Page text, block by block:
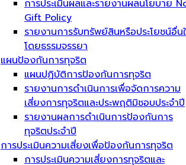
การประเมินผลและรายงานผลนโยบาย
Gift Policy
รายงานการรับทรัพย์สินหรือประโยชน์อื่น
โดยธรรมจรรยา
แผนป้องกันการทุจริต
แผนปฏิบัติการป้องกันการทุจริต
รายงานการดำเนินการเพื่อจัดการความ
เสี่ยงการทุจริตและประพฤติมิชอบประจำปี
รายงานผลการดำเนินการป้องกันการ
ทุจริตประจำปี
การประเมินความเสี่ยงเพื่อป้องกันการทุจริต
การประเมินความเสี่ยงการทุจริตและ